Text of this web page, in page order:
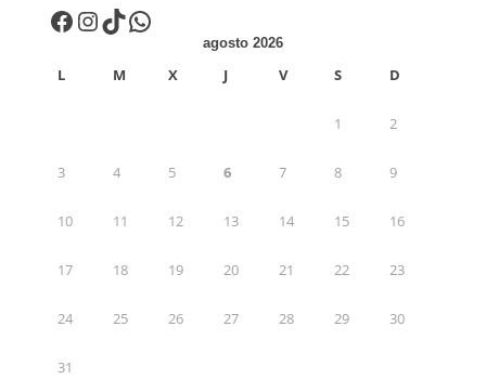
Facebook
Instagram
TikTok
WhatsApp
agosto 2026
L M X J V S D
1 2
3 4 5 6 7 8 9
10 11 12 13 14 15 16
17 18 19 20 21 22 23
24 25 26 27 28 29 30
31